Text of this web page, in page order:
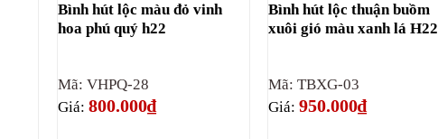
Bình hút lộc màu đỏ vinh
hoa phú quý h22
Mã: VHPQ-28
Giá: 800.000₫
Bình hút lộc thuận buồm
xuôi gió màu xanh lá H22
Mã: TBXG-03
Giá:950.000₫